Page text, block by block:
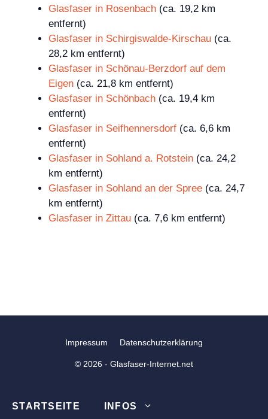
Glasfaser in Rosenbach (ca. 19,2 km
entfernt)
Glasfaser in Schirgiswalde-Kirschau (ca.
28,2 km entfernt)
Glasfaser in Schönau-Berzdorf auf dem
Eigen (ca. 21,8 km entfernt)
Glasfaser in Schönbach (ca. 19,4 km
entfernt)
Glasfaser in Seifhennersdorf (ca. 6,6 km
entfernt)
Glasfaser in Sohland a. Rotstein (ca. 24,2
km entfernt)
Glasfaser in Sohland an der Spree (ca. 24,7
km entfernt)
Glasfaser in Zittau (ca. 7,6 km entfernt)
Impressum Datenschutzerklärung
© 2026 - Glasfaser-Internet.net
STARTSEITE INFOS